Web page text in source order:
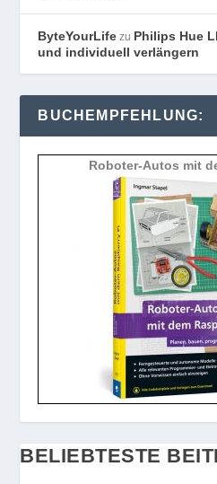
ByteYourLife zu Philips Hue
und individuell verlängern
BUCHEMPFEHLUNG:
Roboter-Autos mit
BELIEBTESTE